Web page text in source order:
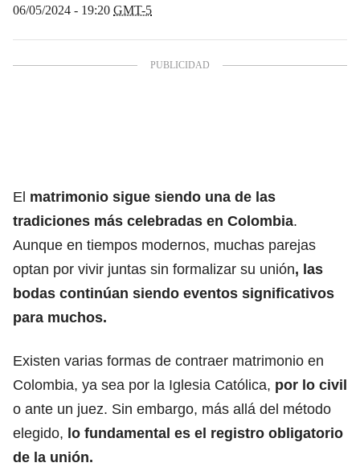
06/05/2024 - 19:20 GMT-5
El matrimonio sigue siendo una de las
tradiciones más celebradas en Colombia.
Aunque en tiempos modernos, muchas parejas
optan por vivir juntas sin formalizar su unión, las
bodas continúan siendo eventos significativos
para muchos.
Existen varias formas de contraer matrimonio en
Colombia, ya sea por la Iglesia Católica, por lo civil
o ante un juez. Sin embargo, más allá del método
elegido, lo fundamental es el registro obligatorio
de la unión.